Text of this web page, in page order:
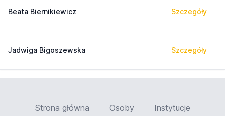
Beata Biernikiewicz Szczegóły
Jadwiga Bigoszewska Szczegóły
Strona główna Osoby Instytucje